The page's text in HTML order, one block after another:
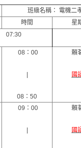
班級名稱： 電機二
時間
星
07:30
08：00
08：50
賴
國
09：00 賴
國